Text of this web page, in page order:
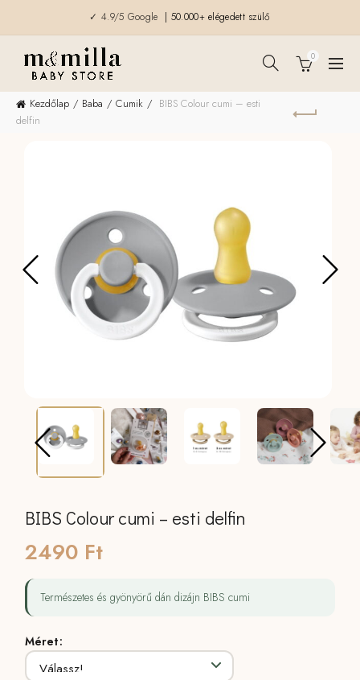
✓ 4.9/5 Google | 50.000+ elégedett szülő
0
Kezdőlap Baba Cumik
BIBS Colour cumi – esti
delfin
BIBS Colour cumi – esti delfin
2490 Ft
Természetes és gyönyörű dán dizájn BIBS cumi
Méret